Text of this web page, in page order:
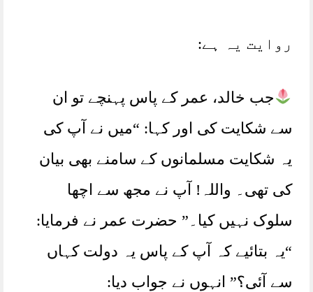
روایت یہ ہے:
جب خالد، عمر کے پاس پہنچے تو ان
سے شکایت کی اور کہا: “میں نے آپ کی
یہ شکایت مسلمانوں کے سامنے بھی بیان
کی تھی۔ واللہ! آپ نے مجھ سے اچھا
سلوک نہیں کیا۔” حضرت عمر نے فرمایا:
“یہ بتائیے کہ آپ کے پاس یہ دولت کہاں
سے آئی؟” انہوں نے جواب دیا: